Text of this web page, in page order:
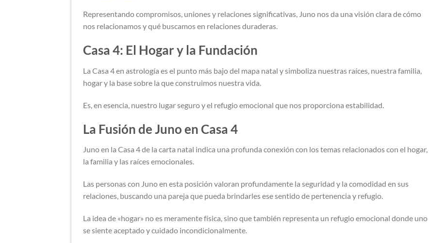
Representando compromisos, uniones y relaciones significativas, Juno nos da una visión clara de cómo
nos relacionamos y qué buscamos en relaciones duraderas.
Casa 4: El Hogar y la Fundación
La Casa 4 en astrología es el punto más bajo del mapa natal y simboliza nuestras raíces, nuestra familia,
hogar y la base sobre la que construimos nuestra vida.
Es, en esencia, nuestro lugar seguro y el refugio emocional que nos proporciona estabilidad.
La Fusión de Juno en Casa 4
Juno en la Casa 4 de la carta natal indica una profunda conexión con los temas relacionados con el hogar,
la familia y las raíces emocionales.
Las personas con Juno en esta posición valoran profundamente la seguridad y la comodidad en sus
relaciones, buscando una pareja que pueda brindarles ese sentido de pertenencia y refugio.
La idea de «hogar» no es meramente física, sino que también representa un refugio emocional donde uno
se siente aceptado y cuidado incondicionalmente.